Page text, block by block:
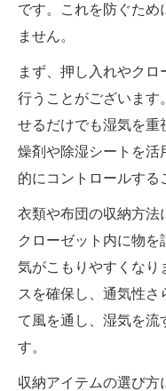
です。これを防ぐため
ません。
まず、押し入れやク
行うことがございます
せるだけでも湿気を重
燥剤や除湿シートを活
的にコントロールする
衣類や布団の収納方法
クローゼット内に物
気がこもりやすくなり
スを確保し、通気性さ
て風を通し、湿気を流
す。
収納アイテムの選び方